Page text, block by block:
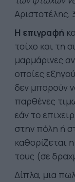
Αριστοτέλης,
Η επιγραφή
τοίχο και τη
μαρμάρινες
οποίες
δεν μπορούν
παρθένες
εάν το
στην πόλη ή
καθορίζεται
τους (σε
Δίπλα, μια